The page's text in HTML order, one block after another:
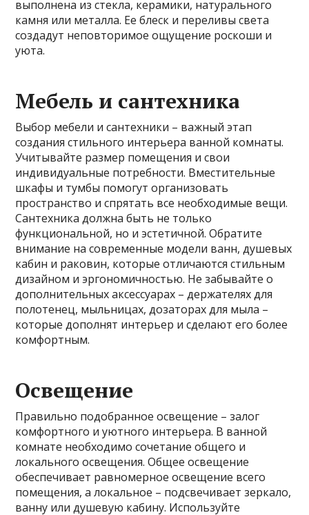
выполнена из стекла, керамики, натурального
камня или металла. Ее блеск и переливы света
создадут неповторимое ощущение роскоши и
уюта.
Мебель и сантехника
Выбор мебели и сантехники – важный этап
создания стильного интерьера ванной комнаты.
Учитывайте размер помещения и свои
индивидуальные потребности. Вместительные
шкафы и тумбы помогут организовать
пространство и спрятать все необходимые вещи.
Сантехника должна быть не только
функциональной, но и эстетичной. Обратите
внимание на современные модели ванн, душевых
кабин и раковин, которые отличаются стильным
дизайном и эргономичностью. Не забывайте о
дополнительных аксессуарах – держателях для
полотенец, мыльницах, дозаторах для мыла –
которые дополнят интерьер и сделают его более
комфортным.
Освещение
Правильно подобранное освещение – залог
комфортного и уютного интерьера. В ванной
комнате необходимо сочетание общего и
локального освещения. Общее освещение
обеспечивает равномерное освещение всего
помещения, а локальное – подсвечивает зеркало,
ванну или душевую кабину. Используйте